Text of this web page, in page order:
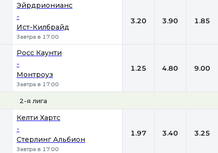
Эйрдрионианс
-
Ист-Килбрайд
Завтра в 17:00
3.20 3.90 1.85
Росс Каунти
-
Монтроуз
Завтра в 17:00
1.25 4.80 9.00
2-я лига
Келти Хартс
-
Стерлинг Альбион
Завтра в 17:00
1.97 3.40 3.25